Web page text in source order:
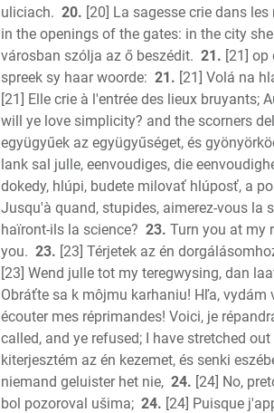
uliciach. 20. [20] La sagesse crie dans
in the openings of the gates: in the city
városban szólja az ő beszédit. 21. [21] op
spreek sy haar woorde: 21. [21] Volá na
[21] Elle crie à l'entrée des lieux bruyants;
will ye love simplicity? and the scorners
együgyűek az együgyűséget, és
lank sal julle, eenvoudiges, die
dokedy, hlúpi, budete milovať hlúposť, a
Jusqu'à quand, stupides, aimerez-vous la
haïront-ils la science? 23. Turn you at my
you. 23. [23] Térjetek az én
[23] Wend julle tot my teregwysing, dan
Obráťte sa k môjmu karhaniu! Hľa,
écouter mes réprimandes! Voici, je
called, and ye refused; I have stretched
kiterjesztém az én kezemet, és senki
niemand geluister het nie, 24. [24] No,
bol pozoroval ušima; 24. [24] Puisque